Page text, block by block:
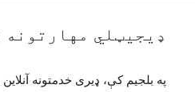
ډیجیټلي مهارتونه زده کړئ
ډیجیټلي مهارتونه
په بلجیم کې، ډیری خدمتونه